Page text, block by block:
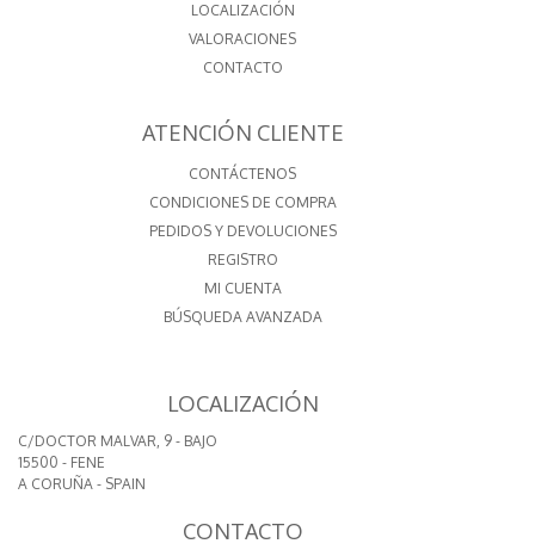
LOCALIZACIÓN
VALORACIONES
CONTACTO
ATENCIÓN CLIENTE
CONTÁCTENOS
CONDICIONES DE COMPRA
PEDIDOS Y DEVOLUCIONES
REGISTRO
MI CUENTA
BÚSQUEDA AVANZADA
LOCALIZACIÓN
C/DOCTOR MALVAR, 9 - BAJO
15500 - FENE
A CORUÑA - SPAIN
CONTACTO